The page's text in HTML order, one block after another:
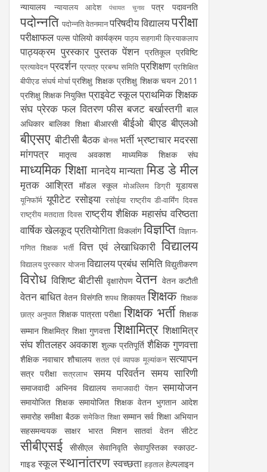
न्यायालय न्यायालय आदेश पंचायत चुनाव पत्र पदावनति
पदोन्नति पदोन्नति वेतनमानपरिषदीय विद्यालयपरीक्षा
परीक्षाफल पल्स पोलियो कार्यक्रम पाठ्य सहगामी क्रियाकलाप
पाठ्यक्रम पुरस्कार पुस्तक पेंशन प्रतिकूल प्रविष्टि
प्रत्यावेदन प्रदर्शन प्रपत्र प्रबन्ध समिति प्रशिक्षण प्रशिक्षित
बीपीएड संघर्ष मोर्चा प्रशिक्षु शिक्षक प्रशिक्षु शिक्षक चयन 2011
प्रशिक्षु शिक्षक नियुक्ति प्राइवेट स्कूलप्राथमिक शिक्षक
संघ प्रेरक फल वितरण फीस बजट बर्खास्तगी बाल
अधिकार बालिका शिक्षा बीआरसी बीईओ बीएड बीएलओ
बीएसए बीटीसी बैठक बोनस भर्ती भ्रष्टाचार मदरसा
मांगपत्र
मातृत्व अवकाश माध्यमिक शिक्षक संघ
माध्यमिक शिक्षा मानदेय मान्यता मिड डे मील
मृतक आश्रित मॉडल स्कूल मोअल्लिम डिग्री यूडायस
यूनिफॉर्म यूपीटेट रसोइया रसोईया राष्ट्रीय डी-वार्मिंग दिवस
राष्ट्रीय मतदाता दिवस राष्ट्रीय शैक्षिक महासंघ वरिष्ठता
वार्षिक खेलकूद प्रतियोगिता विकलांग विज्ञप्ति विज्ञान-
गणित शिक्षक भर्ती वित्त एवं लेखाधिकारी विद्यालय
विद्यालय पुरस्कार योजनाविद्यालय प्रबंध समिति विद्युतीकरण
विरोध विशिष्ट बीटीसी वृक्षारोपण वेतन वेतन कटौती
वेतन बाधित वेतन विसंगति शपथ शिकायत शिक्षक शिक्षक
छात्र अनुपात शिक्षक पात्रता परीक्षा शिक्षक भर्ती शिक्षक
सम्मान शिक्षमित्र शिक्षा गुणवत्ता शिक्षामित्र शिक्षामित्र
संघ शीतलहर अवकाश शुल्क प्रतिपूर्ति शैक्षिक गुणवत्ता
शैक्षिक नवाचार शौचालय सतत एवं व्यापक मूल्यांकन सत्यापन
सत्र परीक्षा सत्रलाभ समय परिवर्तन समय सारिणी
समाजवादी अभिनव विद्यालय समाजवादी पेंशन समायोजन
समायोजित शिक्षक समायोजित शिक्षक वेतन भुगतान आदेश
समारोह समीक्षा बैठक समेकित शिक्षा सम्मान सर्व शिक्षा अभियान
सहसमन्वयक
साक्षर भारत मिशन सातवां वेतन सीटेट
सीबीएसई सीसीएल सेवानिवृति सेवापुस्तिका स्काउट-
गाइड स्कूलस्थानांतरण स्वच्छता हड़तालहेल्पलाइन